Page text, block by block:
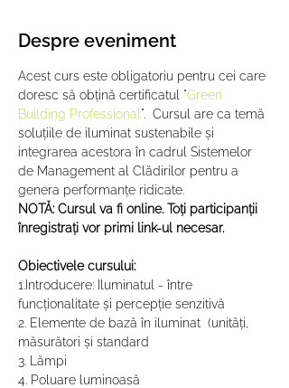
Despre eveniment
Acest curs este obligatoriu pentru cei care
doresc să obțină certificatul "Green
Building Professional ".  Cursul are ca temă
soluțiile de iluminat sustenabile și
integrarea acestora în cadrul Sistemelor
de Management al Clădirilor pentru a
genera performanțe ridicate.
NOTĂ: Cursul va fi online. Toți participanții
înregistrați vor primi link-ul necesar.
Obiectivele cursului:
1.Introducere: Iluminatul - între
funcționalitate și percepție senzitivă
2. Elemente de bază în iluminat  (unități,
măsurători și standard
3. Lămpi
4. Poluare luminoasă